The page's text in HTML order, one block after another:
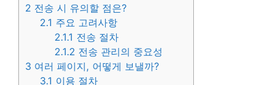
2 전송 시 유의할 점은?
2.1 주요 고려사항
2.1.1 전송 절차
2.1.2 전송 관리의 중요성
3 여러 페이지, 어떻게 보낼까?
3.1 이용 절차